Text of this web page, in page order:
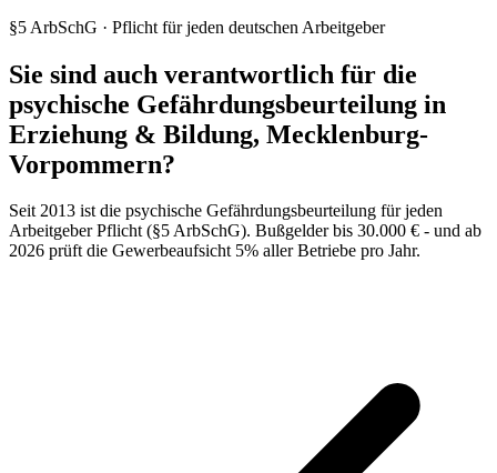
§5 ArbSchG · Pflicht für jeden deutschen Arbeitgeber
Sie sind auch verantwortlich für die
psychische Gefährdungsbeurteilung in
Erziehung & Bildung, Mecklenburg-
Vorpommern?
Seit 2013 ist die psychische Gefährdungsbeurteilung für jeden
Arbeitgeber Pflicht (§5 ArbSchG). Bußgelder bis 30.000 € - und ab
2026 prüft die Gewerbeaufsicht 5% aller Betriebe pro Jahr.